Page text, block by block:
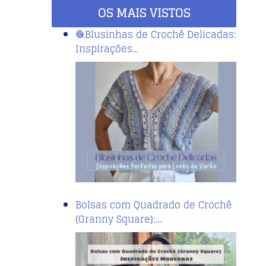
OS MAIS VISTOS
🧶Blusinhas de Crochê Delicadas:
Inspirações…
Bolsas com Quadrado de Crochê
(Granny Square):…